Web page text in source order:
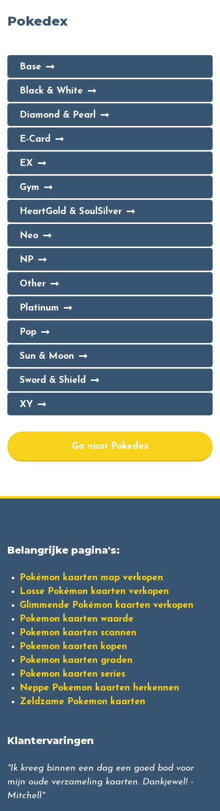
Pokedex
Base
Black & White
Diamond & Pearl
E-Card
EX
Gym
HeartGold & SoulSilver
Neo
NP
Other
Platinum
Pop
Sun & Moon
Sword & Shield
XY
Ga naar Pokedex
Belangrijke pagina's:
Pokémon kaarten map verkopen
Losse Pokémon kaarten verkopen
Glimmende Pokémon kaarten verkopen
Pokemon kaarten waarde
Pokemon kaarten scannen
Pokemon kaarten kopen
Pokemon kaarten graden
Pokemon kaarten series
Neppe Pokemon kaarten herkennen
Zeldzame Pokemon kaarten
Klantervaringen
"Ik kreeg binnen een dag een goed bod voor
mijn oude verzameling kaarten. Dankjewel! -
Mitchell"